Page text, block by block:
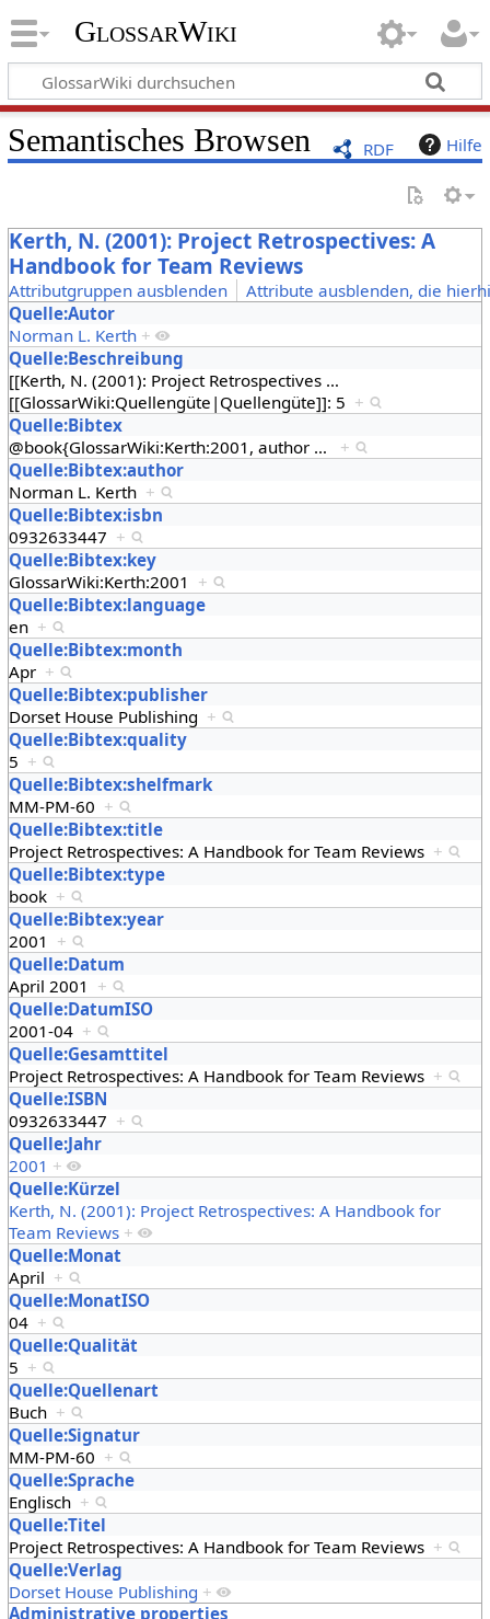
GlossarWiki
RDF Hilfe
Semantisches Browsen
Kerth, N. (2001): Project Retrospectives: A
Handbook for Team Reviews
Attributgruppen ausblenden
Attribute ausblenden, die
Quelle:Autor
Norman L. Kerth +
Quelle:Beschreibung
[[Kerth, N. (2001): Project Retrospectives…
[[GlossarWiki:Quellengüte|Quellengüte]]: 5 +
Quelle:Bibtex
@book{GlossarWiki:Kerth:2001, author …
+
Quelle:Bibtex:author
Norman L. Kerth +
Quelle:Bibtex:isbn
0932633447 +
Quelle:Bibtex:key
GlossarWiki:Kerth:2001 +
Quelle:Bibtex:language
en +
Quelle:Bibtex:month
Apr +
Quelle:Bibtex:publisher
Dorset House Publishing +
Quelle:Bibtex:quality
5 +
Quelle:Bibtex:shelfmark
MM-PM-60 +
Quelle:Bibtex:title
Project Retrospectives: A Handbook for Team Reviews +
Quelle:Bibtex:type
book +
Quelle:Bibtex:year
2001 +
Quelle:Datum
April 2001 +
Quelle:DatumISO
2001-04 +
Quelle:Gesamttitel
Project Retrospectives: A Handbook for Team Reviews +
Quelle:ISBN
0932633447 +
Quelle:Jahr
2001 +
Quelle:Kürzel
Kerth, N. (2001): Project Retrospectives: A Handbook for
Team Reviews +
Quelle:Monat
April +
Quelle:MonatISO
04 +
Quelle:Qualität
5 +
Quelle:Quellenart
Buch +
Quelle:Signatur
MM-PM-60 +
Quelle:Sprache
Englisch +
Quelle:Titel
Project Retrospectives: A Handbook for Team Reviews +
Quelle:Verlag
Dorset House Publishing +
Administrative properties